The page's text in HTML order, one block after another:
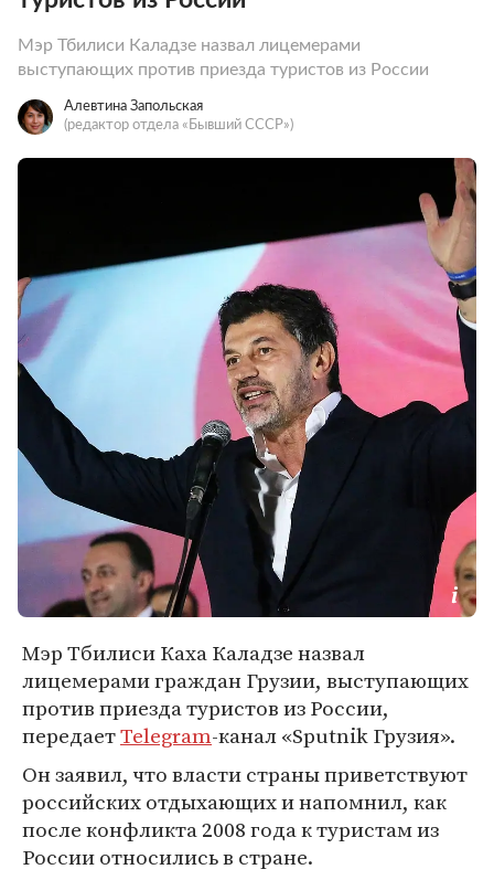
Мэр Тбилиси Каладзе назвал лицемерами
выступающих против приезда туристов из России
Алевтина Запольская
(редактор отдела «Бывший СССР»)
Мэр Тбилиси Каха Каладзе назвал
лицемерами граждан Грузии, выступающих
против приезда туристов из России,
передаетTelegram-канал «Sputnik Грузия».
Он заявил, что власти страны приветствуют
российских отдыхающих и напомнил, как
после конфликта 2008 года к туристам из
России относились в стране.